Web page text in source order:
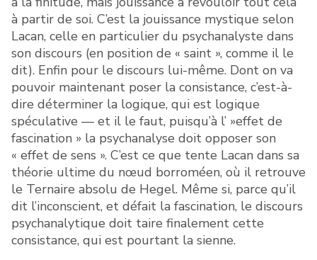
à partir de soi. C’est la jouissance mystique selon
Lacan, celle en particulier du psychanalyste dans
son discours (en position de « saint », comme il le
dit). Enfin pour le discours lui-même. Dont on va
pouvoir maintenant poser la consistance, c’est-à-
dire déterminer la logique, qui est logique
spéculative — et il le faut, puisqu’à l’ »effet de
fascination » la psychanalyse doit opposer son
« effet de sens ». C’est ce que tente Lacan dans sa
théorie ultime du nœud borroméen, où il retrouve
le Ternaire absolu de Hegel. Même si, parce qu’il
dit l’inconscient, et défait la fascination, le discours
psychanalytique doit taire finalement cette
consistance, qui est pourtant la sienne.